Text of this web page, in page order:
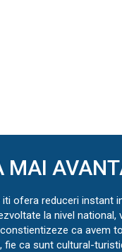
MAI
ofera reduceri instant
la nivel national,
ca avem
ca sunt cultural-